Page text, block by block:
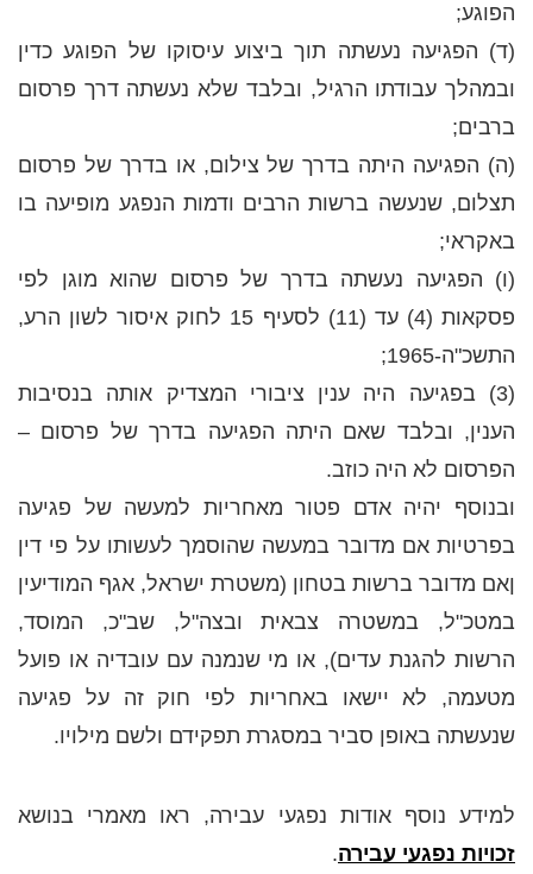
הפוגע;
(ד) הפגיעה נעשתה תוך ביצוע עיסוקו של הפוגע כדין
ובמהלך עבודתו הרגיל, ובלבד שלא נעשתה דרך פרסום
ברבים;
(ה) הפגיעה היתה בדרך של צילום, או בדרך של פרסום
תצלום, שנעשה ברשות הרבים ודמות הנפגע מופיעה בו
באקראי;
(ו) הפגיעה נעשתה בדרך של פרסום שהוא מוגן לפי
פסקאות (4) עד (11) לסעיף 15 לחוק איסור לשון הרע,
התשכ"ה-1965;
(3) בפגיעה היה ענין ציבורי המצדיק אותה בנסיבות
הענין, ובלבד שאם היתה הפגיעה בדרך של פרסום –
הפרסום לא היה כוזב.
ובנוסף יהיה אדם פטור מאחריות למעשה של פגיעה
בפרטיות אם מדובר במעשה שהוסמך לעשותו על פי דין
ןאם מדובר ברשות בטחון (משטרת ישראל, אגף המודיעין
במטכ"ל, במשטרה צבאית ובצה"ל, שב"כ, המוסד,
הרשות להגנת עדים), או מי שנמנה עם עובדיה או פועל
מטעמה, לא יישאו באחריות לפי חוק זה על פגיעה
שנעשתה באופן סביר במסגרת תפקידם ולשם מילויו.
למידע נוסף אודות נפגעי עבירה, ראו מאמרי בנושא
זכויות נפגעי עבירה.